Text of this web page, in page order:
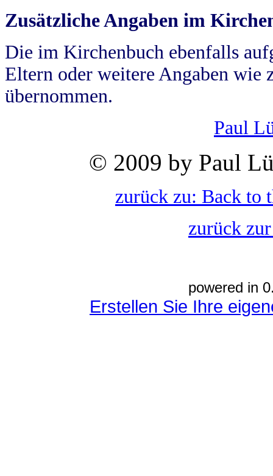
Zusätzliche Angaben im
Die im Kirchenbuch ebenfalls
Eltern oder weitere Angaben wie
übernommen.
Paul
© 2009 by Paul
zurück zu: Back to
zurück
powered in
Erstellen Sie Ihre